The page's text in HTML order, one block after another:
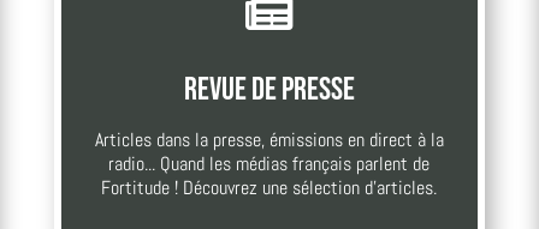

Revue de presse
Articles dans la presse, émissions en direct à la
radio... Quand les médias français parlent de
Fortitude ! Découvrez une sélection d'articles.